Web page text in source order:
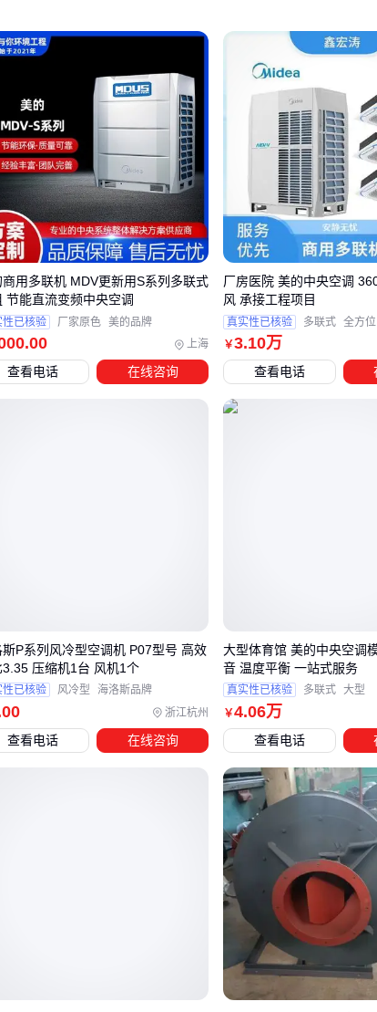
按气流运动方式，主流风机可分为三类：
轴流式：风与轴同向流动，适合大流量低压场景
温）
离心式：气流径向甩出，中高压工况下效率更高
烟）
旋涡式：通过螺旋叶片多次增压，擅长小流量高
系统）
选型时容易陷入的误区是只看功率——实际上
耐高温设计，冷却风机
则要优化散热结构。矿用
机采用双电机设计，正是为了在有限空间内提升风
三、如何根据需求选择最合适的风机
特殊环境需求
离心风机
的玻璃钢材质应对化工厂腐蚀，防爆
山标配。碳钢壳体消声器能降噪20dB以上
电压适应性：380V三相电是工业主流，但220V
风叶设计：后倾式叶轮效率高，前倾式成本更低
维护便捷性：直连电机比皮带传动更省心
四、风机配套设备的选择与优化
采购主风机后，这些配套设备直接影响系统效能：
的碳钢法兰款耐用，电动调节
.00 上海
商用多联机 MDV更新用S系列多联式
节能直流变频中央空调
性已核验 厂家原色 美的品牌
查看电话 在线咨询
￥3.10万
厂房医院 美的中央空调
风 承接工程项目
真实性已核验 多联式 全方位
查看电话
浙江杭州
斯P系列风冷型空调机 P07型号 高效
3.35 压缩机1台 风机1个
性已核验 风冷型 海洛斯品牌
查看电话 在线咨询
￥4.06万
大型体育馆 美的中央空调
音 温度平衡 一站式服务
真实性已核验 多联式 大型
查看电话